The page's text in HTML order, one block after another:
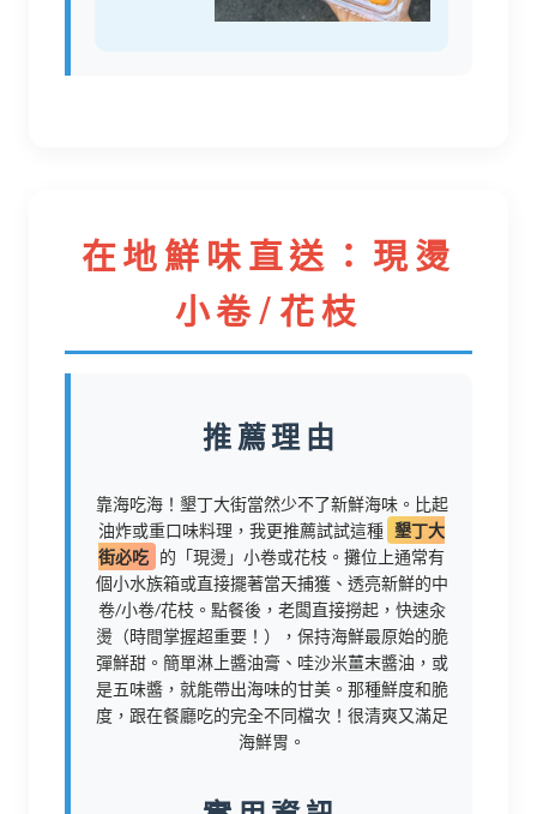
在地鮮味直送：現燙
小卷/花枝
推薦理由
靠海吃海！墾丁大街當然少不了新鮮海味。比起
油炸或重口味料理，我更推薦試試這種 墾丁大
街必吃 的「現燙」小卷或花枝。攤位上通常有
個小水族箱或直接擺著當天捕獲、透亮新鮮的中
卷/小卷/花枝。點餐後，老闆直接撈起，快速汆
燙（時間掌握超重要！），保持海鮮最原始的脆
彈鮮甜。簡單淋上醬油膏、哇沙米薑末醬油，或
是五味醬，就能帶出海味的甘美。那種鮮度和脆
度，跟在餐廳吃的完全不同檔次！很清爽又滿足
海鮮胃。